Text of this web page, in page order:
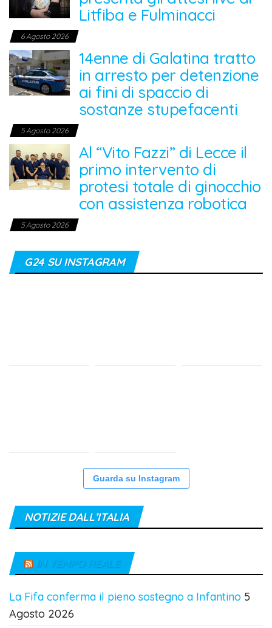
Litfiba e Fulminacci
6 Agosto 2026
14enne di Galatina tratto
in arresto per detenzione
ai fini di spaccio di
sostanze stupefacenti
5 Agosto 2026
Al “Vito Fazzi” di Lecce il
primo intervento di
protesi totale di ginocchio
con assistenza robotica
5 Agosto 2026
G24 SU INSTAGRAM
Guarda su Instagram
NOTIZIE DALL’ITALIA
IN TEMPO REALE
La Fifa conferma il pieno sostegno a Infantino 5
Agosto 2026